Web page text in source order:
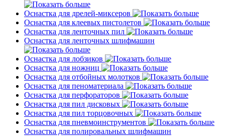
Оснастка для дрелей-миксеров
Оснастка для клеевых пистолетов
Оснастка для ленточных пил
Оснастка для ленточных шлифмашин
Оснастка для лобзиков
Оснастка для ножниц
Оснастка для отбойных молотков
Оснастка для пеноматериала
Оснастка для перфораторов
Оснастка для пил дисковых
Оснастка для пил торцовочных
Оснастка для пневмоинструментов
Оснастка для полировальных шлифмашин